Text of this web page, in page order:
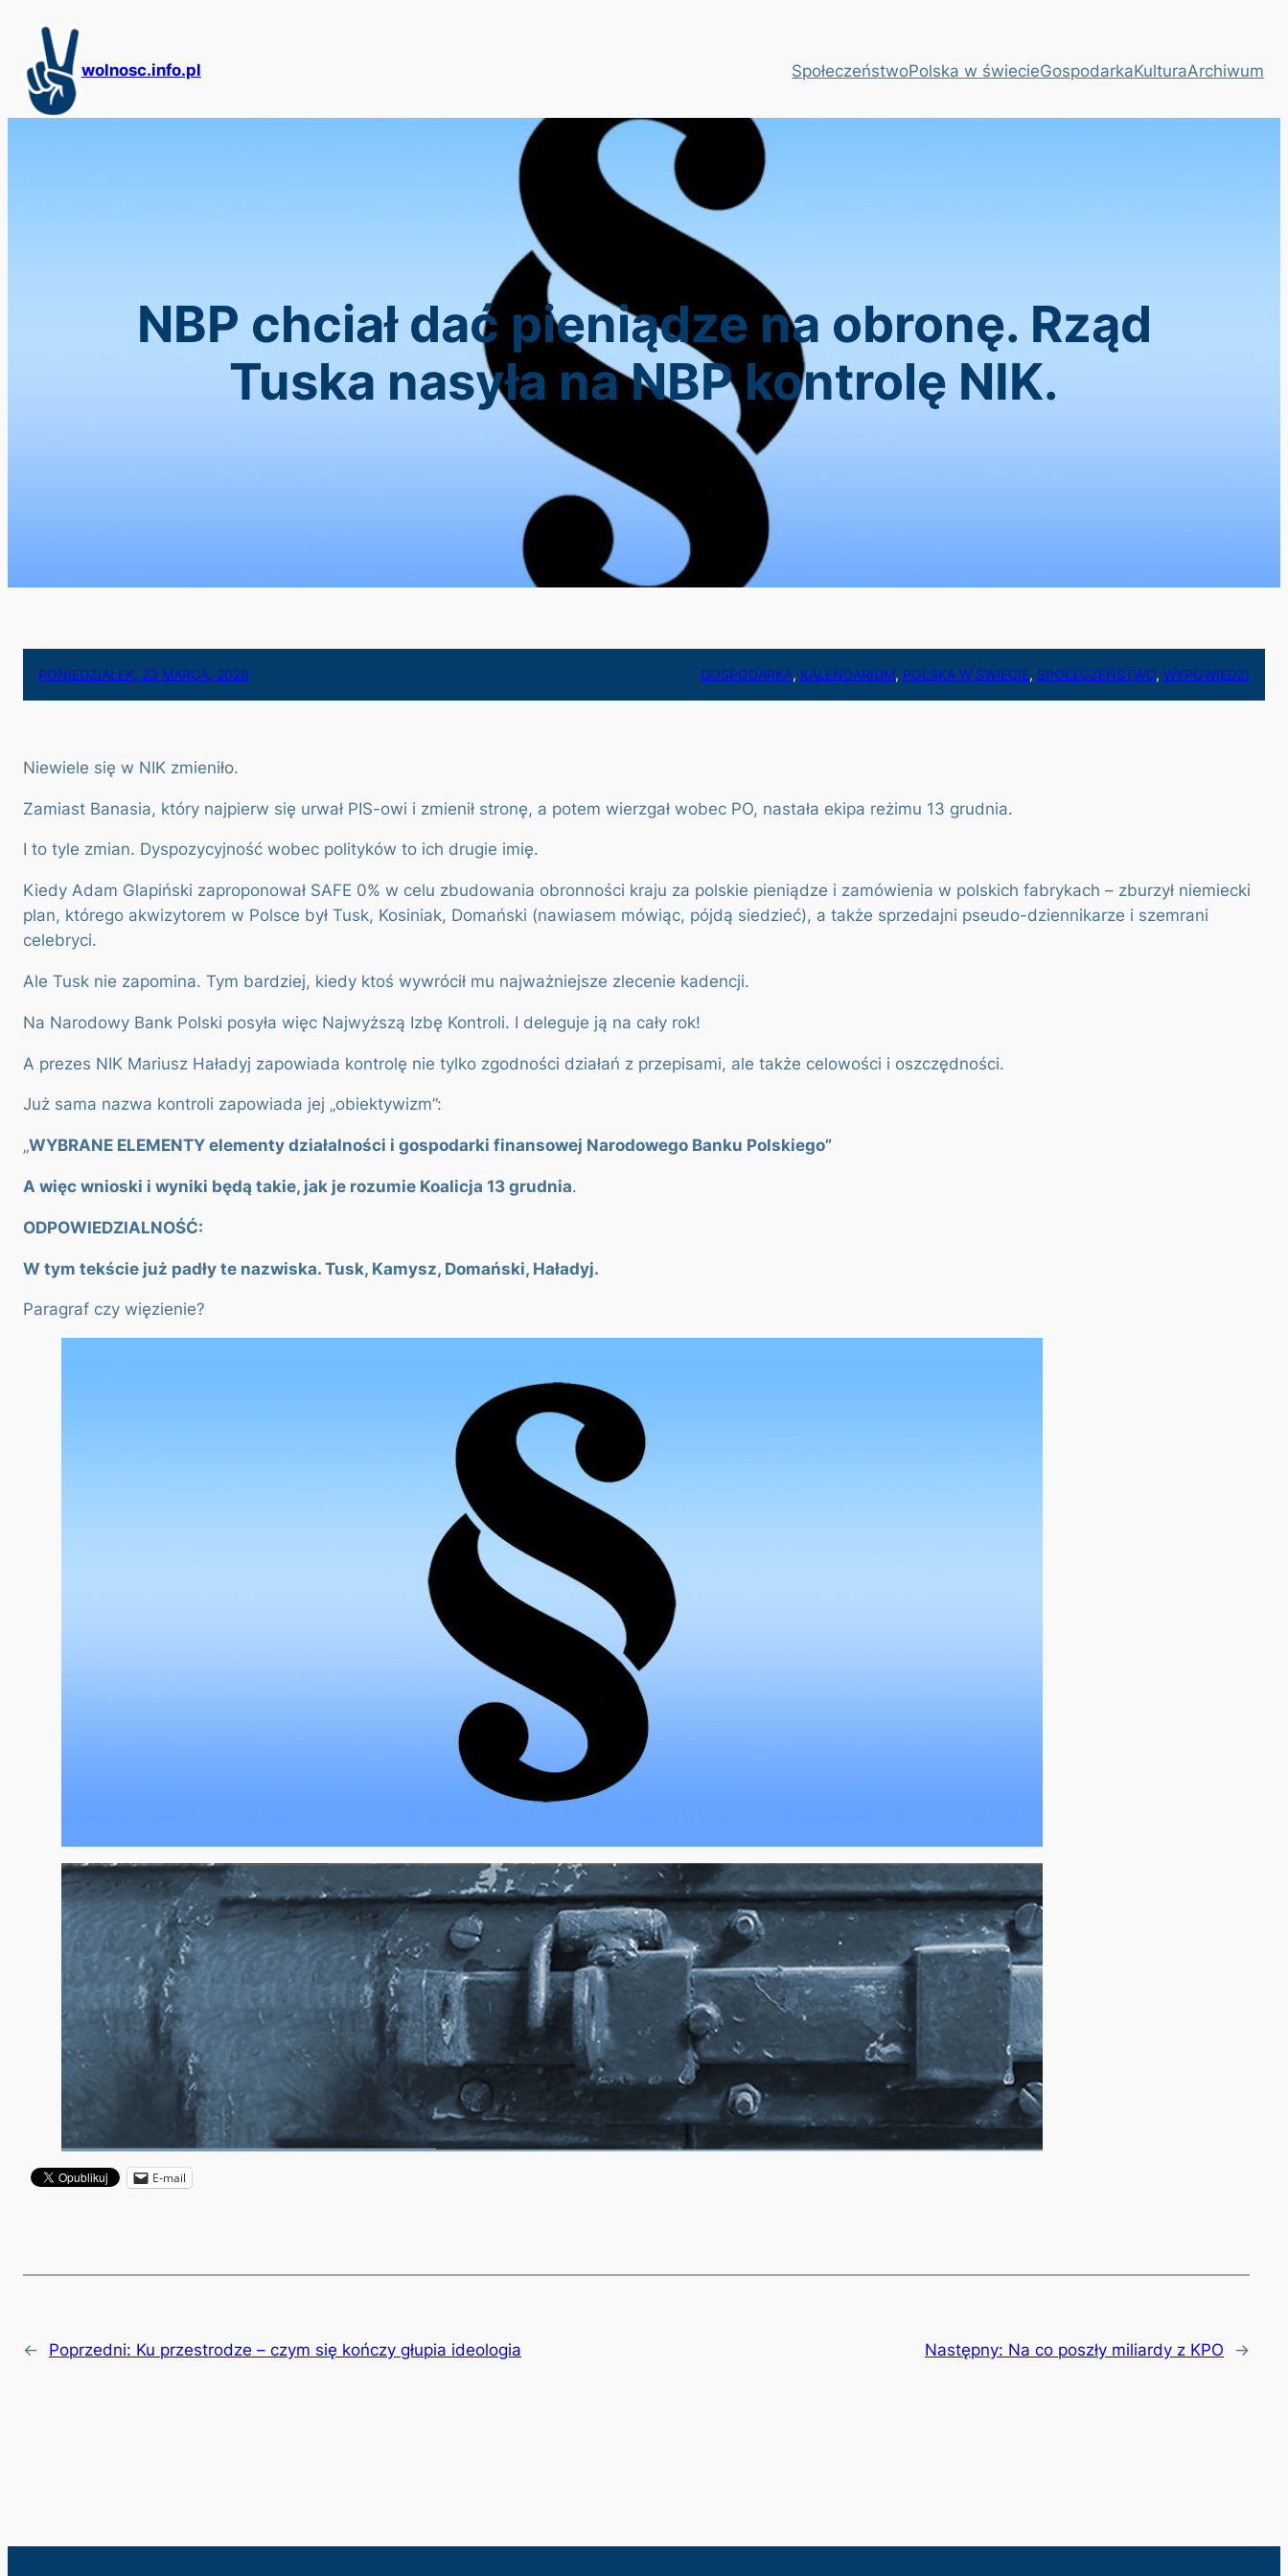
treści
wolnosc.info.pl SpołeczeństwoPolska w świecieGospodarkaKulturaArchiwum
NBP chciał dać pieniądze na obronę. Rząd
Tuska nasyła na NBP kontrolę NIK.
PONIEDZIAŁEK, 23 MARCA, 2026 GOSPODARKA, KALENDARIUM, POLSKA W ŚWIECIE, SPOŁECZEŃSTWO, WYPOWIEDZI
Niewiele się w NIK zmieniło.
Zamiast Banasia, który najpierw się urwał PIS-owi i zmienił stronę, a potem wierzgał wobec PO, nastała ekipa reżimu 13 grudnia.
I to tyle zmian. Dyspozycyjność wobec polityków to ich drugie imię.
Kiedy Adam Glapiński zaproponował SAFE 0% w celu zbudowania obronności kraju za polskie pieniądze i zamówienia w polskich fabrykach – zburzył niemiecki
plan, którego akwizytorem w Polsce był Tusk, Kosiniak, Domański (nawiasem mówiąc, pójdą siedzieć), a także sprzedajni pseudo-dziennikarze i szemrani
celebryci.
Ale Tusk nie zapomina. Tym bardziej, kiedy ktoś wywrócił mu najważniejsze zlecenie kadencji.
Na Narodowy Bank Polski posyła więc Najwyższą Izbę Kontroli. I deleguje ją na cały rok!
A prezes NIK Mariusz Haładyj zapowiada kontrolę nie tylko zgodności działań z przepisami, ale także celowości i oszczędności.
Już sama nazwa kontroli zapowiada jej „obiektywizm”:
„WYBRANE ELEMENTY elementy działalności i gospodarki finansowej Narodowego Banku Polskiego”
A więc wnioski i wyniki będą takie, jak je rozumie Koalicja 13 grudnia.
ODPOWIEDZIALNOŚĆ:
W tym tekście już padły te nazwiska. Tusk, Kamysz, Domański, Haładyj.
Paragraf czy więzienie?
E-mail
← Poprzedni: Ku przestrodze – czym się kończy głupia ideologia Następny: Na co poszły miliardy z KPO →